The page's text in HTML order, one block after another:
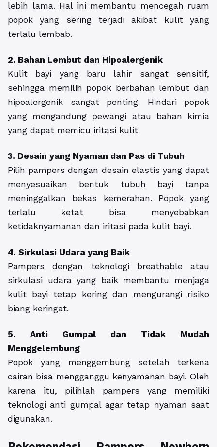
lebih lama. Hal ini membantu mencegah ruam
popok yang sering terjadi akibat kulit yang
terlalu lembab.
2. Bahan Lembut dan Hipoalergenik
Kulit bayi yang baru lahir sangat sensitif,
sehingga memilih popok berbahan lembut dan
hipoalergenik sangat penting. Hindari popok
yang mengandung pewangi atau bahan kimia
yang dapat memicu iritasi kulit.
3. Desain yang Nyaman dan Pas di Tubuh
Pilih pampers dengan desain elastis yang dapat
menyesuaikan bentuk tubuh bayi tanpa
meninggalkan bekas kemerahan. Popok yang
terlalu ketat bisa menyebabkan
ketidaknyamanan dan iritasi pada kulit bayi.
4. Sirkulasi Udara yang Baik
Pampers dengan teknologi breathable atau
sirkulasi udara yang baik membantu menjaga
kulit bayi tetap kering dan mengurangi risiko
biang keringat.
5. Anti Gumpal dan Tidak Mudah
Menggelembung
Popok yang menggembung setelah terkena
cairan bisa mengganggu kenyamanan bayi. Oleh
karena itu, pilihlah pampers yang memiliki
teknologi anti gumpal agar tetap nyaman saat
digunakan.